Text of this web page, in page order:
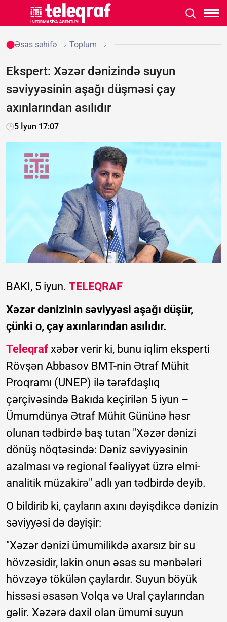
Əsas səhifə Toplum
Ekspert: Xəzər dənizində suyun
səviyyəsinin aşağı düşməsi çay
axınlarından asılıdır
5 İyun 17:07
BAKI, 5 iyun. TELEQRAF
Xəzər dənizinin səviyyəsi aşağı düşür,
çünki o, çay axınlarından asılıdır.
Teleqraf xəbər verir ki, bunu iqlim eksperti
Rövşən Abbasov BMT-nin Ətraf Mühit
Proqramı (UNEP) ilə tərəfdaşlıq
çərçivəsində Bakıda keçirilən 5 iyun –
Ümumdünya Ətraf Mühit Gününə həsr
olunan tədbirdə baş tutan "Xəzər dənizi
dönüş nöqtəsində: Dəniz səviyyəsinin
azalması və regional fəaliyyət üzrə elmi-
analitik müzakirə" adlı yan tədbirdə deyib.
O bildirib ki, çayların axını dəyişdikcə dənizin
səviyyəsi də dəyişir:
"Xəzər dənizi ümumilikdə axarsız bir su
hövzəsidir, lakin onun əsas su mənbələri
hövzəyə tökülən çaylardır. Suyun böyük
hissəsi əsasən Volqa və Ural çaylarından
gəlir. Xəzərə daxil olan ümumi suyun